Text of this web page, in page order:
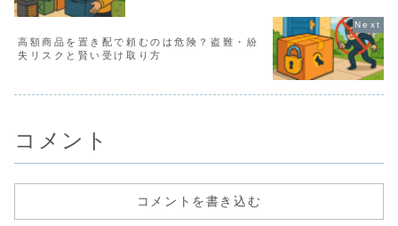
高額商品を置き配で頼むのは危険？盗難・紛
失リスクと賢い受け取り方
コメント
コメントを書き込む